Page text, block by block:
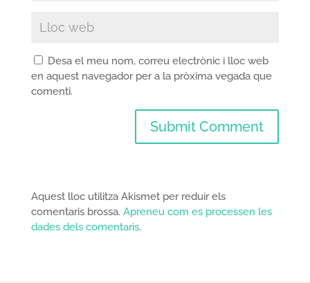
Desa el meu nom, correu electrònic i lloc web
en aquest navegador per a la pròxima vegada que
comenti.
Aquest lloc utilitza Akismet per reduir els
comentaris brossa. Apreneu com es processen les
dades dels comentaris.